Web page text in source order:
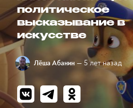
политическое
высказывание в
искусстве
Лёша Абанин — 5 лет назад